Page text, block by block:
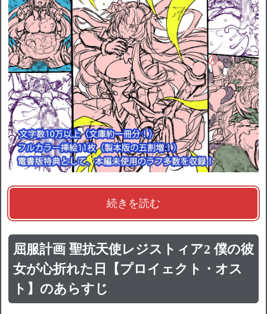
続きを読む
屈服計画 聖抗天使レジストィア2 僕の彼
女が心折れた日【プロイェクト・オス
ト】のあらすじ